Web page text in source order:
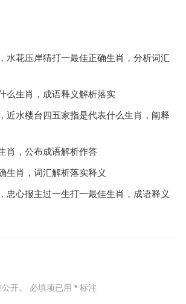
水花压岸猜打一最佳正确生肖，分析词汇
么生肖，成语释义解析落实
近水楼台四五家指是代表什么生肖，阐释
肖，公布成语解析作答
生肖，词汇解析落实释义
忠心报主过一生打一最佳生肖，成语释义
开。 必填项已用 *标注